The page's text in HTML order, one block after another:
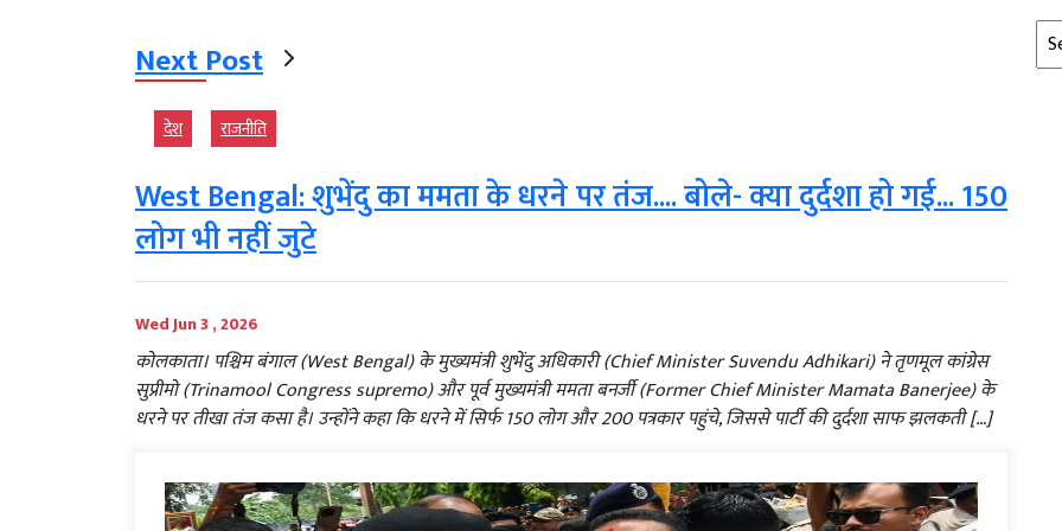
Next Post
देश राजनीति
West Bengal: शुभेंदु का ममता के धरने पर तंज.... बोले- क्या दुर्दशा हो गई... 150
लोग भी नहीं जुटे
Wed Jun 3 , 2026
कोलकाता। पश्चिम बंगाल (West Bengal) के मुख्यमंत्री शुभेंदु अधिकारी (Chief Minister Suvendu Adhikari) ने तृणमूल कांग्रेस
सुप्रीमो (Trinamool Congress supremo) और पूर्व मुख्यमंत्री ममता बनर्जी (Former Chief Minister Mamata Banerjee) के
धरने पर तीखा तंज कसा है। उन्होंने कहा कि धरने में सिर्फ 150 लोग और 200 पत्रकार पहुंचे, जिससे पार्टी की दुर्दशा साफ झलकती […]